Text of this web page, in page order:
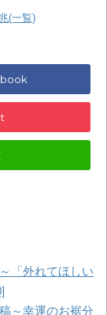
(一覧)
「外れてほしい
～幸運のお裾分